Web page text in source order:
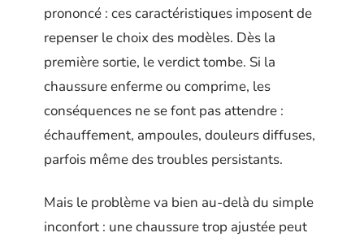
prononcé : ces caractéristiques imposent de
repenser le choix des modèles. Dès la
première sortie, le verdict tombe. Si la
chaussure enferme ou comprime, les
conséquences ne se font pas attendre :
échauffement, ampoules, douleurs diffuses,
parfois même des troubles persistants.
Mais le problème va bien au-delà du simple
inconfort : une chaussure trop ajustée peut